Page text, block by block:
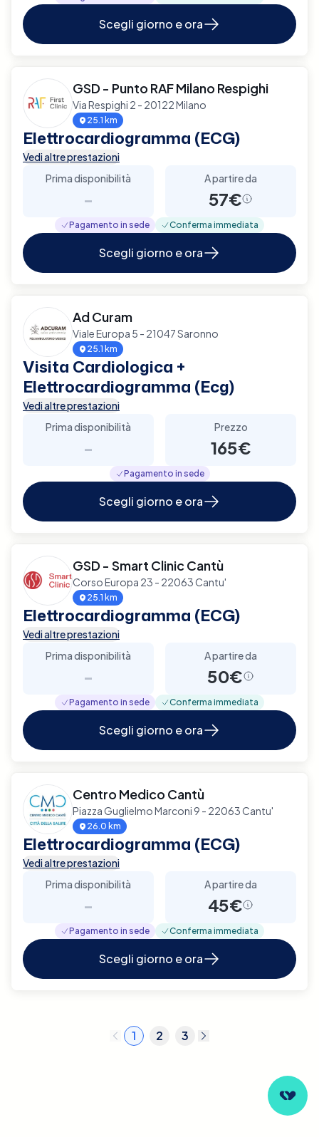
Scegli giorno e ora
GSD - Punto RAF Milano Respighi
Via Respighi 2 - 20122 Milano
25.1 km
Elettrocardiogramma (ECG)
Vedi altre prestazioni
Prima disponibilità
-
A partire da
57€
Pagamento in sede Conferma immediata
Scegli giorno e ora
Ad Curam
Viale Europa 5 - 21047 Saronno
25.1 km
Visita Cardiologica +
Elettrocardiogramma (Ecg)
Vedi altre prestazioni
Prima disponibilità
-
Prezzo
165€
Pagamento in sede
Scegli giorno e ora
GSD - Smart Clinic Cantù
Corso Europa 23 - 22063 Cantu'
25.1 km
Elettrocardiogramma (ECG)
Vedi altre prestazioni
Prima disponibilità
-
A partire da
50€
Pagamento in sede Conferma immediata
Scegli giorno e ora
Centro Medico Cantù
Piazza Guglielmo Marconi 9 - 22063 Cantu'
26.0 km
Elettrocardiogramma (ECG)
Vedi altre prestazioni
Prima disponibilità
-
A partire da
45€
Pagamento in sede Conferma immediata
Scegli giorno e ora
1 2 3